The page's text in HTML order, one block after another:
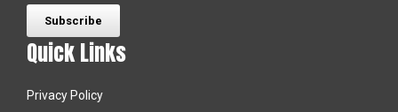
Quick Links
Privacy Policy